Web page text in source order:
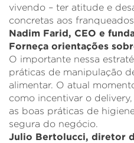
vivendo – ter atitude e
concretas aos
Nadim Farid, CEO e
Forneça orientações
O importante nessa
práticas de manipulação
alimentar. O atual
como incentivar o
as boas práticas de
segura do negócio.
Julio Bertolucci, diretor